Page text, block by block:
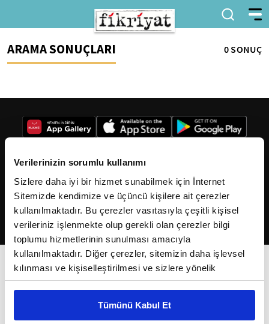
Verilerinizin sorumlu kullanımı
Sizlere daha iyi bir hizmet sunabilmek için İnternet
Sitemizde kendimize ve üçüncü kişilere ait çerezler
kullanılmaktadır. Bu çerezler vasıtasıyla çeşitli kişisel
verileriniz işlenmekte olup gerekli olan çerezler bilgi
toplumu hizmetlerinin sunulması amacıyla
kullanılmaktadır. Diğer çerezler, sitemizin daha işlevsel
kılınması ve kişiselleştirilmesi ve sizlere yönelik
reklam/pazarlama faaliyetlerinin yapılması, amaçlarıyla
Çerezlere ilişkin tercihlerinizi çerez paneli vasıtasıyla
Tümünü Kabul Et
ARAMA SONUÇLARI 0 SONUÇ
2026Fikriyat. Tüm hakları saklıdır.